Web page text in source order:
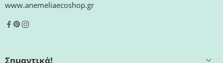
www.anemeliaecoshop.gr
Σημαντικά!